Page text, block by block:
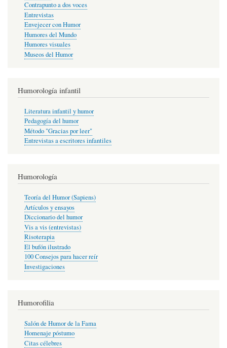
Contrapunto a dos voces
Entrevistas
Envejecer con Humor
Humores del Mundo
Humores visuales
Museos del Humor
Humorología infantil
Literatura infantil y humor
Pedagogía del humor
Método "Gracias por leer"
Entrevistas a escritores infantiles
Humorología
Teoría del Humor (Sapiens)
Artículos y ensayos
Diccionario del humor
Vis a vis (entrevistas)
Risoterapia
El bufón ilustrado
100 Consejos para hacer reír
Investigaciones
Humorofilia
Salón de Humor de la Fama
Homenaje póstumo
Citas célebres